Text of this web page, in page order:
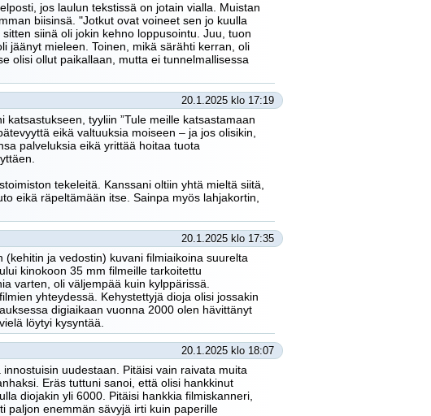
jos laulun tekstissä on jotain vialla. Muistan
biisinsä. "Jotkut ovat voineet sen jo kuulla
siinä oli jokin kehno loppusointu. Juu, tuon
jäänyt mieleen. Toinen, mikä särähti kerran, oli
olisi ollut paikallaan, mutta ei tunnelmallisessa
20.1.2025 klo 17:19
tyyliin ”Tule meille katsastamaan
eikä valtuuksia moiseen – ja jos olisikin,
palveluksia eikä yrittää hoitaa tuota
tekeleitä. Kanssani oltiin yhtä mieltä siitä,
eikä räpeltämään itse. Sainpa myös lahjakortin,
20.1.2025 klo 17:35
ja vedostin) kuvani filmiaikoina suurelta
kinokoon 35 mm filmeille tarkoitettu
varten, oli väljempää kuin kylppärissä.
yhteydessä. Kehystettyjä dioja olisi jossakin
digiaikaan vuonna 2000 olen hävittänyt
löytyi kysyntää.
20.1.2025 klo 18:07
uudestaan. Pitäisi vain raivata muita
Eräs tuttuni sanoi, että olisi hankkinut
diojakin yli 6000. Pitäisi hankkia filmiskanneri,
paljon enemmän sävyjä irti kuin paperille